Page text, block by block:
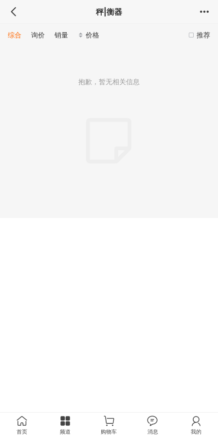
秤|衡器
推荐
综合 询价 销量 价格
抱歉，暂无相关信息
首页 频道 购物车 消息 我的